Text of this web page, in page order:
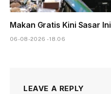
Makan Gratis Kini Sasar Ini
06-08-2026 - 18.06
LEAVE A REPLY